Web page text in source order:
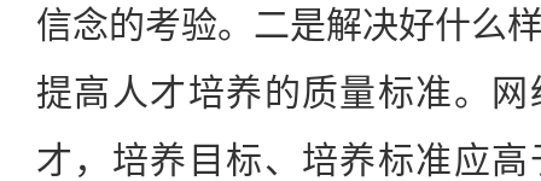
信念的考验。二是解决好什么
提高人才培养的质量标准。
才，培养目标、培养标准应